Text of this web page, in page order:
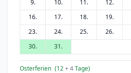
9.
10. 11. 12.
16.
17. 18. 19.
23.
24. 25. 26.
30.
31.
Osterferien (12+ 4Tage)